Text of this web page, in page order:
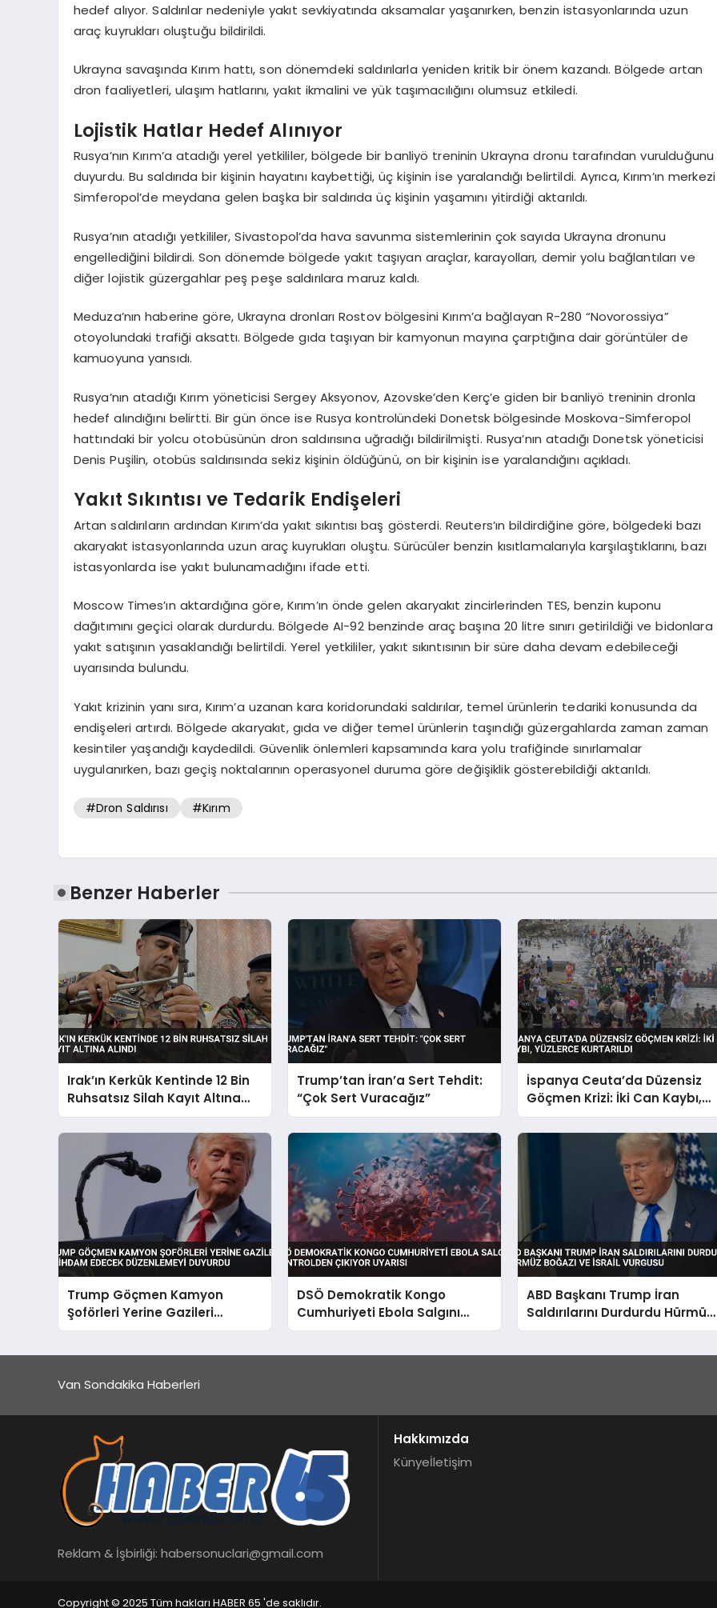
hedef alıyor. Saldırılar nedeniyle yakıt sevkiyatında aksamalar yaşanırken, benzin istasyonlarında uzun
araç kuyrukları oluştuğu bildirildi.
Ukrayna savaşında Kırım hattı, son dönemdeki saldırılarla yeniden kritik bir önem kazandı. Bölgede artan
dron faaliyetleri, ulaşım hatlarını, yakıt ikmalini ve yük taşımacılığını olumsuz etkiledi.
Lojistik Hatlar Hedef Alınıyor
Rusya’nın Kırım’a atadığı yerel yetkililer, bölgede bir banliyö treninin Ukrayna dronu tarafından vurulduğunu
duyurdu. Bu saldırıda bir kişinin hayatını kaybettiği, üç kişinin ise yaralandığı belirtildi. Ayrıca, Kırım’ın merkezi
Simferopol’de meydana gelen başka bir saldırıda üç kişinin yaşamını yitirdiği aktarıldı.
Rusya’nın atadığı yetkililer, Sivastopol’da hava savunma sistemlerinin çok sayıda Ukrayna dronunu
engellediğini bildirdi. Son dönemde bölgede yakıt taşıyan araçlar, karayolları, demir yolu bağlantıları ve
diğer lojistik güzergahlar peş peşe saldırılara maruz kaldı.
Meduza’nın haberine göre, Ukrayna dronları Rostov bölgesini Kırım’a bağlayan R-280 “Novorossiya”
otoyolundaki trafiği aksattı. Bölgede gıda taşıyan bir kamyonun mayına çarptığına dair görüntüler de
kamuoyuna yansıdı.
Rusya’nın atadığı Kırım yöneticisi Sergey Aksyonov, Azovske’den Kerç’e giden bir banliyö treninin dronla
hedef alındığını belirtti. Bir gün önce ise Rusya kontrolündeki Donetsk bölgesinde Moskova-Simferopol
hattındaki bir yolcu otobüsünün dron saldırısına uğradığı bildirilmişti. Rusya’nın atadığı Donetsk yöneticisi
Denis Puşilin, otobüs saldırısında sekiz kişinin öldüğünü, on bir kişinin ise yaralandığını açıkladı.
Yakıt Sıkıntısı ve Tedarik Endişeleri
Artan saldırıların ardından Kırım’da yakıt sıkıntısı baş gösterdi. Reuters’ın bildirdiğine göre, bölgedeki bazı
akaryakıt istasyonlarında uzun araç kuyrukları oluştu. Sürücüler benzin kısıtlamalarıyla karşılaştıklarını, bazı
istasyonlarda ise yakıt bulunamadığını ifade etti.
Moscow Times’ın aktardığına göre, Kırım’ın önde gelen akaryakıt zincirlerinden TES, benzin kuponu
dağıtımını geçici olarak durdurdu. Bölgede AI-92 benzinde araç başına 20 litre sınırı getirildiği ve bidonlara
yakıt satışının yasaklandığı belirtildi. Yerel yetkililer, yakıt sıkıntısının bir süre daha devam edebileceği
uyarısında bulundu.
Yakıt krizinin yanı sıra, Kırım’a uzanan kara koridorundaki saldırılar, temel ürünlerin tedariki konusunda da
endişeleri artırdı. Bölgede akaryakıt, gıda ve diğer temel ürünlerin taşındığı güzergahlarda zaman zaman
kesintiler yaşandığı kaydedildi. Güvenlik önlemleri kapsamında kara yolu trafiğinde sınırlamalar
uygulanırken, bazı geçiş noktalarının operasyonel duruma göre değişiklik gösterebildiği aktarıldı.
#Dron Saldırısı #Kırım
Benzer Haberler
Irak’ın Kerkük Kentinde 12 Bin
Ruhsatsız Silah Kayıt Altına
Alındı
Trump’tan İran’a Sert Tehdit:
“Çok Sert Vuracağız”
İspanya Ceuta’da Düzensiz
Göçmen Krizi: İki Can Kaybı,
Yüzlerce Kurtarıldı
Trump Göçmen Kamyon
Şoförleri Yerine Gazileri
İstihdam Edecek Düzenlemeyi
DSÖ Demokratik Kongo
Cumhuriyeti Ebola Salgını
Kontrolden Çıkıyor Uyarısı
ABD Başkanı Trump İran
Saldırılarını Durdurdu Hürmüz
Boğazı ve İsrail Vurgusu
Van Sondakika Haberleri
Reklam & İşbirliği: habersonuclari@gmail.com
Hakkımızda
Künyeİletişim
Copyright © 2025 Tüm hakları HABER 65 'de saklıdır.